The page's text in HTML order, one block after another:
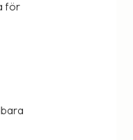
för